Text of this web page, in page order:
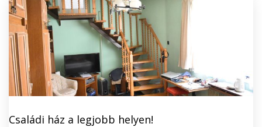
Családi ház a legjobb helyen!